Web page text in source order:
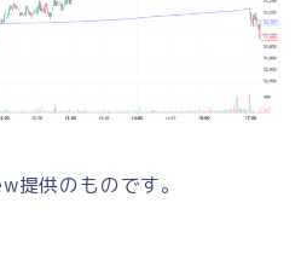
供のものです。